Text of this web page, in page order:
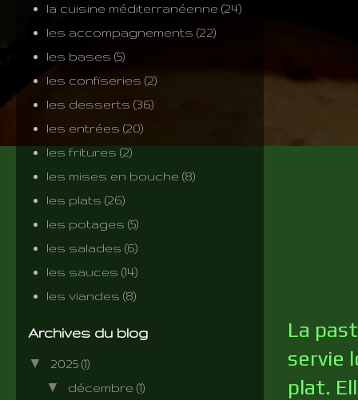
La
servie
plat.
la cuisine méditerranéenne (24)
les accompagnements (22)
les bases (5)
les confiseries (2)
les desserts (36)
les entrées (20)
les fritures (2)
les mises en bouche (8)
les plats (26)
les potages (5)
les salades (6)
les sauces (14)
les viandes (8)
Archives du blog
▼ 2025 (1)
▼ décembre (1)